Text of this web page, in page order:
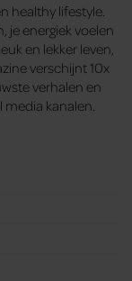
healthy lifestyle.
je energiek voelen
en lekker leven,
verschijnt 10x
verhalen en
kanalen.